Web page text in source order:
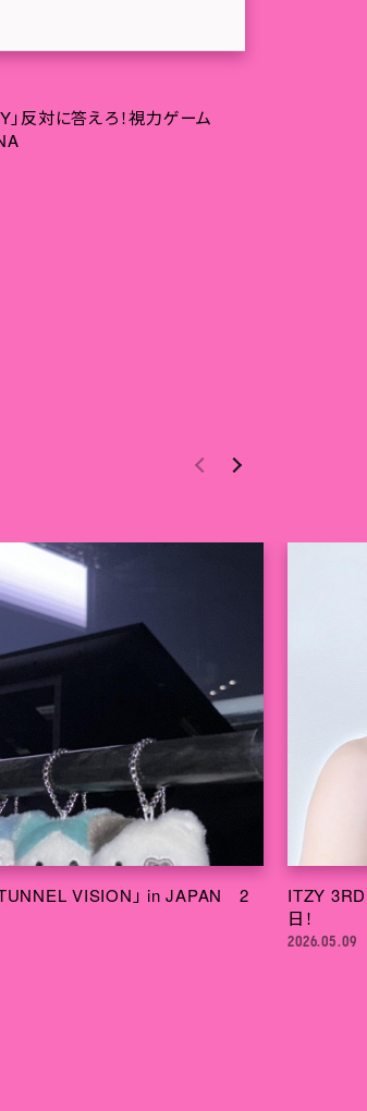
」反対に答えろ！視力ゲーム
VISION」 in JAPAN 2
ITZY
日！
2026.05.09